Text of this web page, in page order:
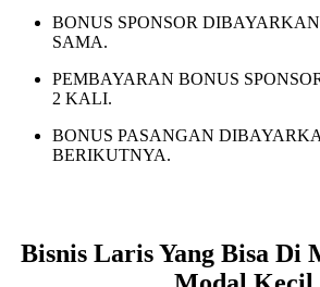
BONUS SPONSOR
SAMA.
PEMBAYARAN BONUS
2 KALI.
BONUS PASANGAN
BERIKUTNYA.
Bisnis Laris Yang Bisa Di